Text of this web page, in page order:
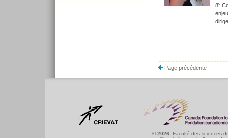
8e
Page précédente
© 2026.
Faculté des sciences